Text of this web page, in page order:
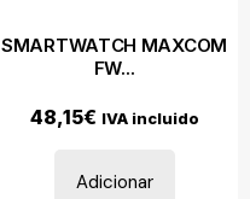
SMARTWATCH MAXCOM
FW...
48,15€ IVA incluido
Adicionar